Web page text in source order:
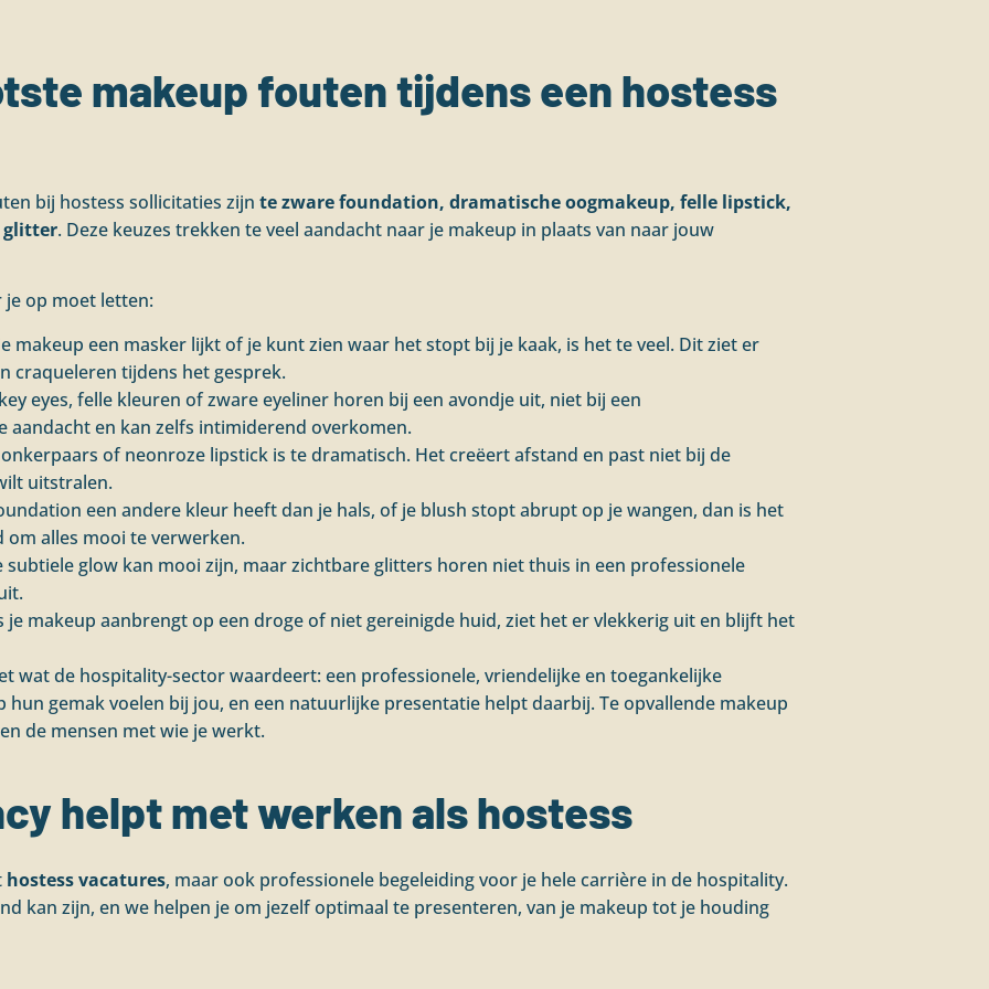
makeup fouten tijdens een hostess
bij hostess sollicitaties zijn te zware foundation, dramatische oogmakeup, felle lipstick,
glitter. Deze keuzes trekken te veel aandacht naar je makeup in plaats van naar jouw
je op moet letten:
makeup een masker lijkt of je kunt zien waar het stopt bij je kaak, is het te veel. Dit ziet er
craqueleren tijdens het gesprek.
eyes, felle kleuren of zware eyeliner horen bij een avondje uit, niet bij een
aandacht en kan zelfs intimiderend overkomen.
of neonroze lipstick is te dramatisch. Het creëert afstand en past niet bij de
uitstralen.
een andere kleur heeft dan je hals, of je blush stopt abrupt op je wangen, dan is het
om alles mooi te verwerken.
subtiele glow kan mooi zijn, maar zichtbare glitters horen niet thuis in een professionele
je makeup aanbrengt op een droge of niet gereinigde huid, ziet het er vlekkerig uit en blijft het
wat de hospitality-sector waardeert: een professionele, vriendelijke en toegankelijke
hun gemak voelen bij jou, en een natuurlijke presentatie helpt daarbij. Te opvallende makeup
de mensen met wie je werkt.
helpt met werken als hostess
hostess vacatures, maar ook professionele begeleiding voor je hele carrière in de hospitality.
kan zijn, en we helpen je om jezelf optimaal te presenteren, van je makeup tot je houding